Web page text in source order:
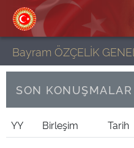
Bayram ÖZÇELİK
SON KONUŞMALAR
YY Birleşim Tarih